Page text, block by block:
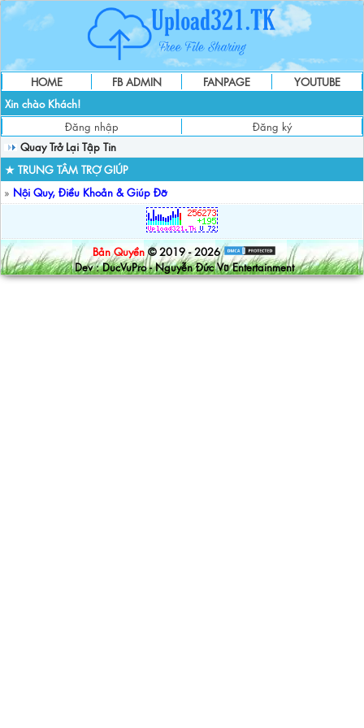
HOME FB ADMIN FANPAGE
YOUTUBE
Xin chào Khách!
Đăng nhập
Đăng ký
Quay Trở Lại Tập Tin
★ TRUNG TÂM TRỢ GIÚP
» Nội Quy, Điều Khoản & Giúp Đỡ
Bản Quyền © 2019 - 2026
Dev : DucVuPro - Nguyễn Đức Vũ Entertainment